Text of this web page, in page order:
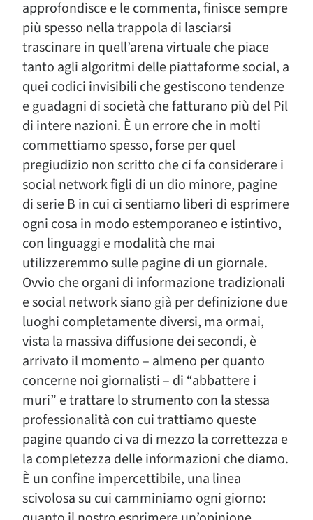
approfondisce e le commenta, finisce sempre
più spesso nella trappola di lasciarsi
trascinare in quell’arena virtuale che piace
tanto agli algoritmi delle piattaforme social, a
quei codici invisibili che gestiscono tendenze
e guadagni di società che fatturano più del Pil
di intere nazioni. È un errore che in molti
commettiamo spesso, forse per quel
pregiudizio non scritto che ci fa considerare i
social network figli di un dio minore, pagine
di serie B in cui ci sentiamo liberi di esprimere
ogni cosa in modo estemporaneo e istintivo,
con linguaggi e modalità che mai
utilizzeremmo sulle pagine di un giornale.
Ovvio che organi di informazione tradizionali
e social network siano già per definizione due
luoghi completamente diversi, ma ormai,
vista la massiva diffusione dei secondi, è
arrivato il momento – almeno per quanto
concerne noi giornalisti – di “abbattere i
muri” e trattare lo strumento con la stessa
professionalità con cui trattiamo queste
pagine quando ci va di mezzo la correttezza e
la completezza delle informazioni che diamo.
È un confine impercettibile, una linea
scivolosa su cui camminiamo ogni giorno: